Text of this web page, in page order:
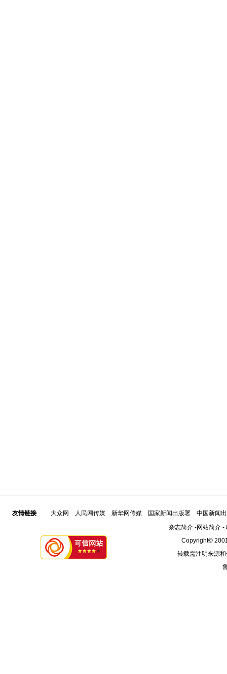
友情链接 大众网 人民网传媒 新华网传媒 国家新闻出版署
中国新闻
杂志简介-网站简介-
Copyright©
转载需注明来源